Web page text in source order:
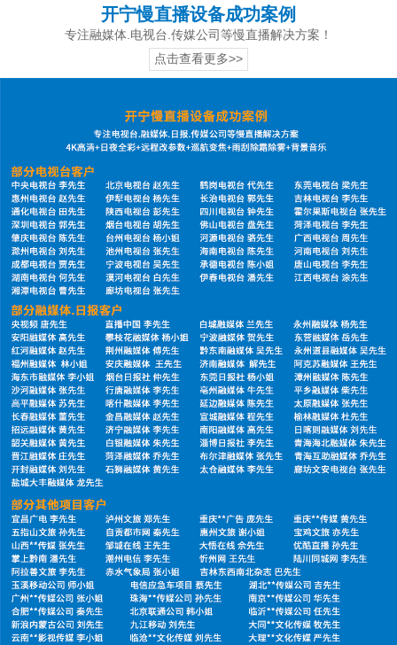
开宁慢直播设备成功案例
专注融媒体.电视台.传媒公司等慢直播解决方案！
点击查看更多>>